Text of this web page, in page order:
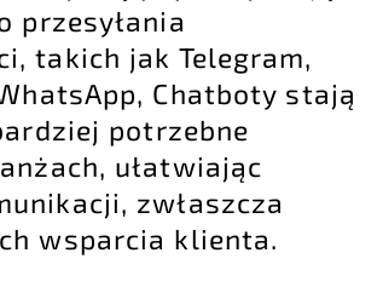
przesyłania
takich jak Telegram,
Chatboty stają
potrzebne
ułatwiając
zwłaszcza
wsparcia klienta.